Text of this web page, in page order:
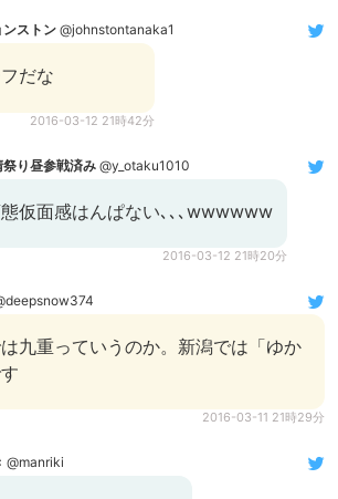
ンストン @johnstontanaka1
だな
2016-03-12 21時42分
り昼参戦済み @y_otaku1010
仮面感はんぱない､､､wwwwww
2016-03-12 21時20分
九重っていうのか。新潟では「ゆか
2016-03-11 21時29分
@manriki